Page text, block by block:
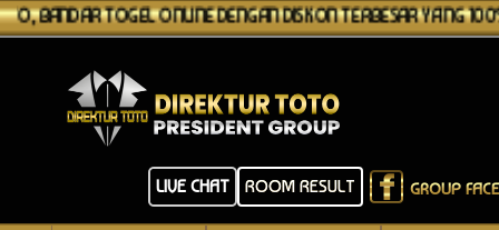
TOGEL ONLINE DENGAN DISKON TERBESAR YANG 100% AMAN
LIVE CHAT ROOM RESULT GROUP